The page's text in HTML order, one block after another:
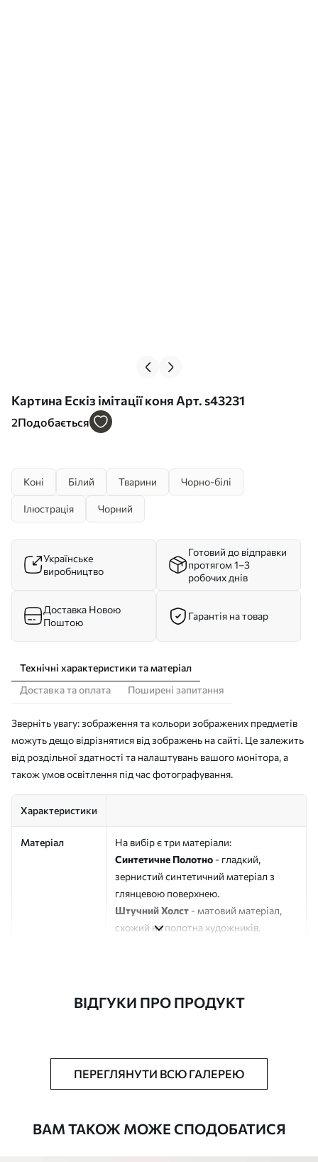
Картина Ескіз імітації коня Арт. s43231
2Подобається
Коні Білий Тварини Чорно-білі
Ілюстрація Чорний
Українське
виробництво
Готовий до відправки
протягом 1–3
робочих днів
Доставка Новою
Поштою
Гарантія на товар
Технічні характеристики та матеріал
Доставка та оплата
Поширені запитання
Зверніть увагу: зображення та кольори зображених предметів
можуть дещо відрізнятися від зображень на сайті. Це залежить
від роздільної здатності та налаштувань вашого монітора, а
також умов освітлення під час фотографування.
Характеристики
Матеріал
На вибір є три матеріали:
Синтетичне Полотно - гладкий,
зернистий синтетичний матеріал з
глянцевою поверхнею.
Штучний Холст - матовий матеріал,
схожий на полотна художників.
Додатково Можна додати лакове покриття.
ВІДГУКИ ПРО ПРОДУКТ
ПЕРЕГЛЯНУТИ ВСЮ ГАЛЕРЕЮ
ВАМ ТАКОЖ МОЖЕ СПОДОБАТИСЯ